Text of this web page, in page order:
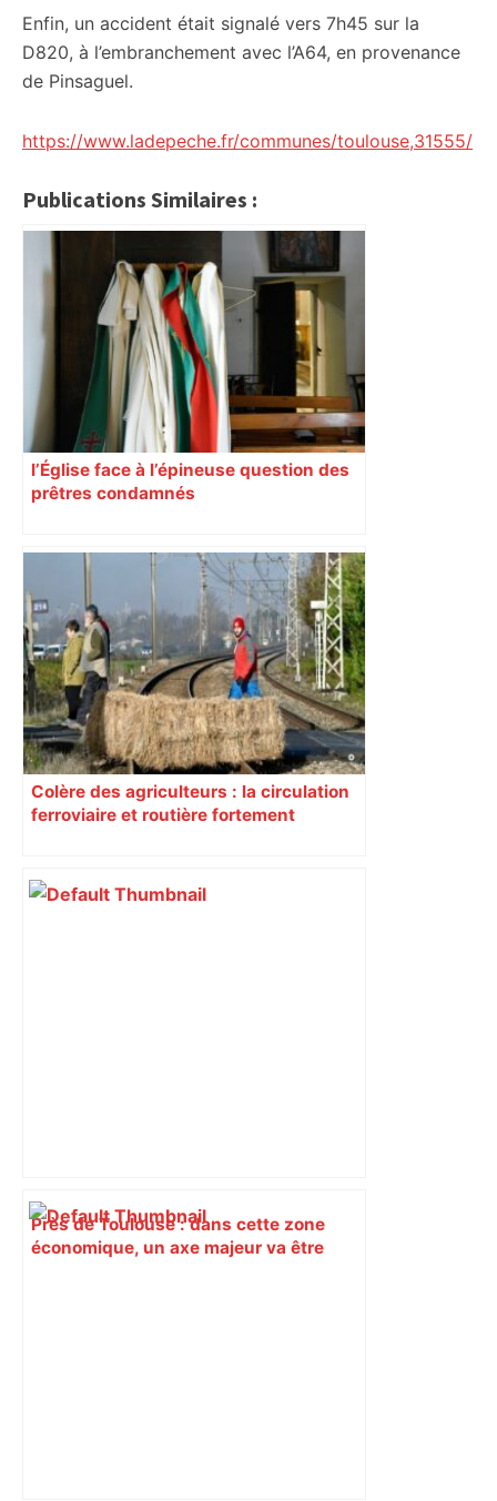
Enfin, un accident était signalé vers 7h45 sur la
D820, à l’embranchement avec l’A64, en provenance
de Pinsaguel.
https://www.ladepeche.fr/communes/toulouse,31555/
Publications Similaires :
l’Église face à l’épineuse question des
prêtres condamnés
Colère des agriculteurs : la circulation
ferroviaire et routière fortement
Près de Toulouse : dans cette zone
économique, un axe majeur va être